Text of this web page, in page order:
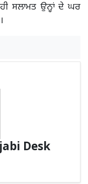
ਸਲਾਮਤ ਉਨ੍ਹਾਂ ਦੇ ਘਰ
Desk